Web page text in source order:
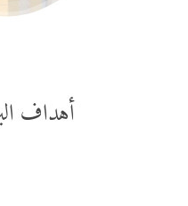
أهداف